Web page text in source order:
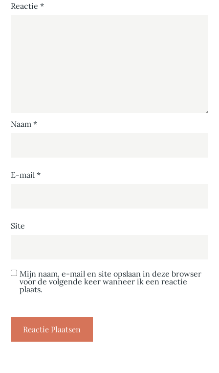
Reactie*
Naam*
E-mail*
Site
Mijn naam, e-mail en site opslaan in deze browser
voor de volgende keer wanneer ik een reactie
plaats.